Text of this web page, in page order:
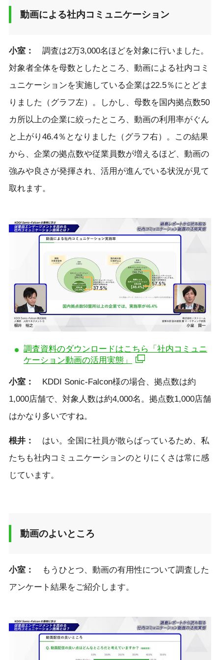
動画による社内コミュニケーション
小室：
調査は2万3,000名ほどを対象に行いました。
対象者全体を母数としたところ、動画による社内コミ
ュニケーションを実施している企業は22.5％にとどま
りました（グラフ左）。しかし、母数を国内拠点数50
カ所以上の企業に絞ったところ、動画の利用率がぐん
と上がり46.4％となりました（グラフ右）。この結果
から、企業の拠点数や従業員数が増えるほど、動画の
強みや良さが発揮され、活用が進んでいる状況が見て
取れます。
調査資料のダウンロードはこちら「社内コミュニ
ケーション動画の活用実態」
小室：
KDDI Sonic-Falcon様の場合、拠点数は約
1,000店舗で、対象人数は約4,000名。拠点数1,000店舗
はかなり多いですね。
根井：
はい。全国に社員が散らばっているため、私
たちも社内コミュニケーションのとりにくさは常に感
じています。
動画のよいところ
小室：
もうひとつ、動画の有用性について調査した
アンケート結果をご紹介します。